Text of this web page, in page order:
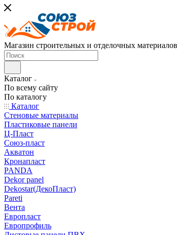
Магазин строительных и отделочных материалов
Каталог
По всему сайту
По каталогу
Каталог
Стеновые материалы
Пластиковые панели
Ц-Пласт
Союз-пласт
Акватон
Кронапласт
PANDA
Dekor panel
Dekostar(ДекоПласт)
Pareti
Вента
Европласт
Европрофиль